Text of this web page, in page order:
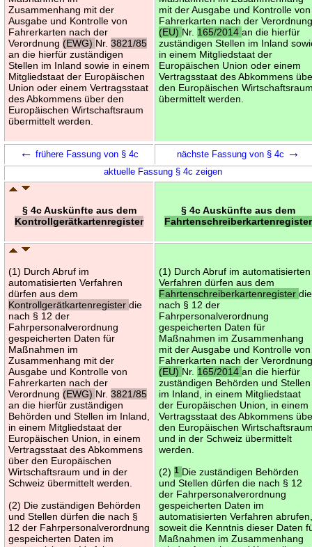
Zusammenhang mit der
Ausgabe und Kontrolle von
Fahrerkarten nach der
Verordnung (EWG) Nr.3821/85
an die hierfür zuständigen
Stellen im Inland sowie in einem
Mitgliedstaat der Europäischen
Union oder einem Vertragsstaat
des Abkommens über den
Europäischen Wirtschaftsraum
übermittelt werden.
mit der Ausgabe und Kontrolle von
Fahrerkarten nach der
(EU) Nr. 165/2014an die hierfür
zuständigen Stellen im Inland
in einem Mitgliedstaat der
Europäischen Union oder einem
Vertragsstaat des Abkommens
den Europäischen
übermittelt werden.
← frühere Fassung von § 4c nächste Fassung von § 4c →
aktuelle Fassung § 4c zeigen
§ 4c Auskünfte aus dem
Kontrollgerätkartenregister
§ 4c Auskünfte aus dem
Fahrtenschreiberkartenregister
(1) Durch Abruf im
automatisierten Verfahren
dürfen aus dem
Kontrollgerätkartenregisterdie
nach § 12 der
Fahrpersonalverordnung
gespeicherten Daten für
Maßnahmen im
Zusammenhang mit der
Ausgabe und Kontrolle von
Fahrerkarten nach der
Verordnung (EWG) Nr.3821/85
an die hierfür zuständigen
Behörden und Stellen im Inland,
in einem Mitgliedstaat der
Europäischen Union, in einem
Vertragsstaat des Abkommens
über den Europäischen
Wirtschaftsraum und in der
Schweiz übermittelt werden.
(2) Die zuständigen Behörden
und Stellen dürfen die nach §
12 der Fahrpersonalverordnung
gespeicherten Daten im
(1) Durch Abruf im automatisierten
Verfahren dürfen aus dem
Fahrtenschreiberkartenregisterdie
nach § 12 der
Fahrpersonalverordnung
gespeicherten Daten für
Maßnahmen im Zusammenhang
mit der Ausgabe und Kontrolle von
Fahrerkarten nach der
(EU) Nr. 165/2014an die hierfür
zuständigen Behörden und Stellen
im Inland, in einem Mitgliedstaat
der Europäischen Union, in einem
Vertragsstaat des Abkommens
den Europäischen
und in der Schweiz übermittelt
werden.
(2)1 Die zuständigen Behörden
und Stellen dürfen die nach § 12
der Fahrpersonalverordnung
gespeicherten Daten im
automatisierten Verfahren
soweit die Kenntnis dieser Daten
Maßnahmen im Zusammenhang